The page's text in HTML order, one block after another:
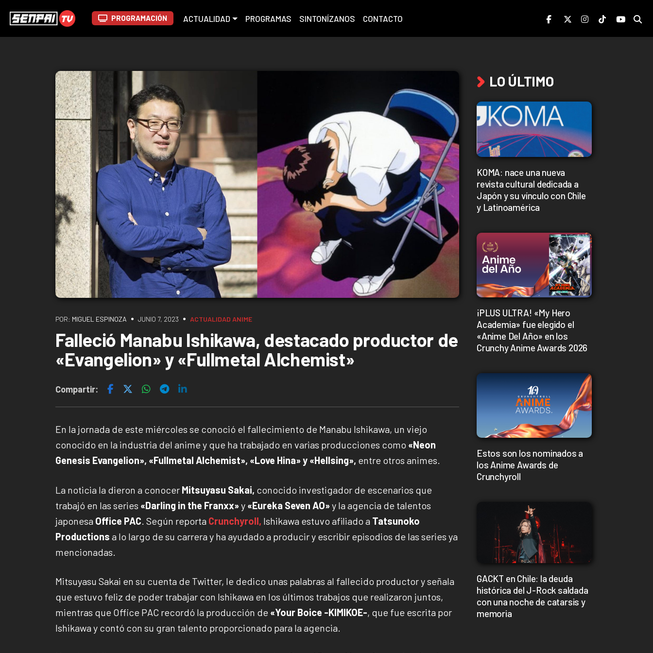
PROGRAMACIÓN ACTUALIDAD PROGRAMAS SINTONÍZANOS CONTACTO
POR: MIGUEL ESPINOZA • JUNIO 7, 2023 • ACTUALIDAD ANIME
Falleció Manabu Ishikawa, destacado productor de
«Evangelion» y «Fullmetal Alchemist»
Compartir:
En la jornada de este miércoles se conoció el fallecimiento de Manabu Ishikawa, un viejo
conocido en la industria del anime y que ha trabajado en varias producciones como «Neon
Genesis Evangelion», «Fullmetal Alchemist», «Love Hina» y «Hellsing», entre otros animes.
La noticia la dieron a conocer Mitsuyasu Sakai, conocido investigador de escenarios que
trabajó en las series «Darling in the Franxx»y «Eureka Seven AO»y la agencia de talentos
japonesa Office PAC . Según reporta Crunchyroll, Ishikawa estuvo afiliado a Tatsunoko
Productions a lo largo de su carrera y ha ayudado a producir y escribir episodios de las series ya
mencionadas.
Mitsuyasu Sakai en su cuenta de Twitter, le dedico unas palabras al fallecido productor y señala
que estuvo feliz de poder trabajar con Ishikawa en los últimos trabajos que realizaron juntos,
mientras que Office PAC recordó la producción de «Your Boice -KIMIKOE-, que fue escrita por
Ishikawa y contó con su gran talento proporcionado para la agencia.
LO ÚLTIMO
KOMA: nace una nueva
revista cultural dedicada a
Japón y su vínculo con Chile
y Latinoamérica
¡PLUS ULTRA! «My Hero
Academia» fue elegido el
«Anime Del Año» en los
Crunchy Anime Awards 2026
Estos son los nominados a
los Anime Awards de
Crunchyroll
GACKT en Chile: la deuda
histórica del J-Rock saldada
con una noche de catarsis y
memoria